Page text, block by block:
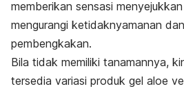
memberikan sensasi
mengurangi ketidaknyamanan
pembengkakan.
Bila tidak memiliki tanamannya,
tersedia variasi produk gel aloe